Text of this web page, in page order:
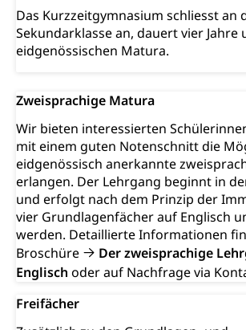
Das Kurzzeitgymnasium schliesst an
Sekundarklasse an, dauert vier
eidgenössischen Matura.
Zweisprachige Matura
Wir bieten interessierten
mit einem guten Notenschnitt die
eidgenössisch anerkannte
erlangen. Der Lehrgang beginnt in
und erfolgt nach dem Prinzip der
vier Grundlagenfächer auf Englisch
werden. Detaillierte Informationen
Broschüre
Der zweisprachige
Englisch oder auf Nachfrage via
Freifächer
Frühe Förderung
Preisüberwachung, Preisüberwacher,
Konsumentenorganisation, parallele
regionale Erschöpfung, nationale
internationale Erschöpfung,
Lebensmittelkontrolle
Verbraucherschutz
Krankenversicherung
Unfallversicherung,
Krankheit, Unfall, Prämienverbilligung,
Krankenkasse
Krankenversicherung (WAS
Prämienverbilligung (WAS
Obligatorische
Luzern)
Kranken- und
Lebensmittelsicherheit
sichere Lebensmittel,
Lebensmittelhygiene,
Trinkwasser
Prävention
Gesundheitsvorsorge, Wellness,